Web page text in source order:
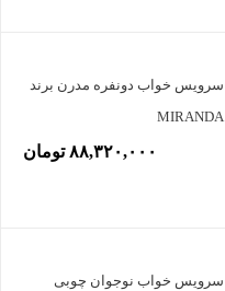
سرویس خواب دونفره مدرن برند
MIRANDA
۸۸,۳۲۰,۰۰۰ تومان
سرویس خواب نوجوان چوبی